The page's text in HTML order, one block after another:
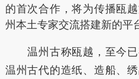
的首次合作，将为传播瓯
州本土专家交流搭建新的平
温州古称瓯越，至今
温州古代的造纸、造船、